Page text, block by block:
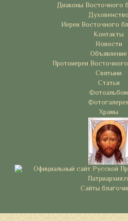
Диаконы Восточного
Духовенство
Иереи Восточного
Контакты
Новости
Объявление
Протоиереи
Святыни
Статьи
Фотоальбом
Храмы
Сайты